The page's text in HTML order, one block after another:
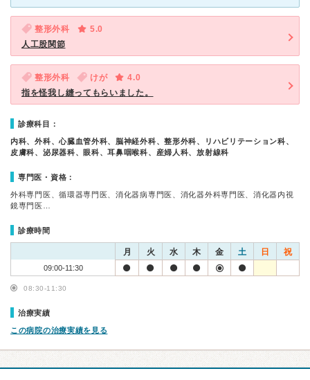
整形外科
5.0
人工股関節
整形外科 けが
4.0
指を怪我し縫ってもらいました。
診療科目：
内科、外科、心臓血管外科、脳神経外科、整形外科、リハビリテーション科、
皮膚科、泌尿器科、眼科、耳鼻咽喉科、産婦人科、放射線科
専門医・資格：
外科専門医、循環器専門医、消化器病専門医、消化器外科専門医、消化器内視
鏡専門医…
診療時間
月 火 水 木 金 土 日 祝
09:00-11:30
08:30-11:30
治療実績
この病院の治療実績を見る